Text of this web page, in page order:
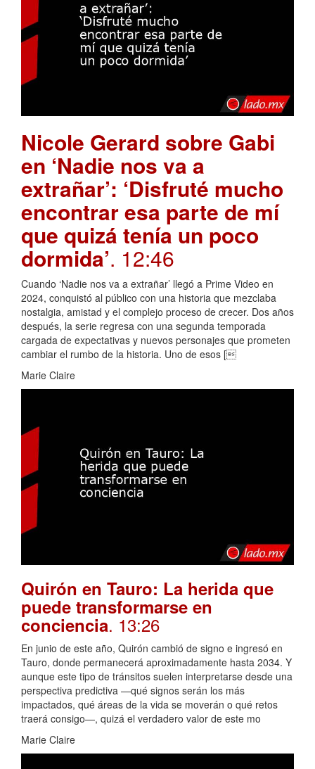
Nicole Gerard sobre Gabi
en ‘Nadie nos va a
extrañar’: ‘Disfruté mucho
encontrar esa parte de mí
que quizá tenía un poco
dormida’. 12:46
Cuando ‘Nadie nos va a extrañar’ llegó a Prime Video en
2024, conquistó al público con una historia que mezclaba
nostalgia, amistad y el complejo proceso de crecer. Dos años
después, la serie regresa con una segunda temporada
cargada de expectativas y nuevos personajes que prometen
cambiar el rumbo de la historia. Uno de esos [
Marie Claire
Quirón en Tauro: La herida que
puede transformarse en
conciencia. 13:26
En junio de este año, Quirón cambió de signo e ingresó en
Tauro, donde permanecerá aproximadamente hasta 2034. Y
aunque este tipo de tránsitos suelen interpretarse desde una
perspectiva predictiva —qué signos serán los más
impactados, qué áreas de la vida se moverán o qué retos
traerá consigo—, quizá el verdadero valor de este mo
Marie Claire